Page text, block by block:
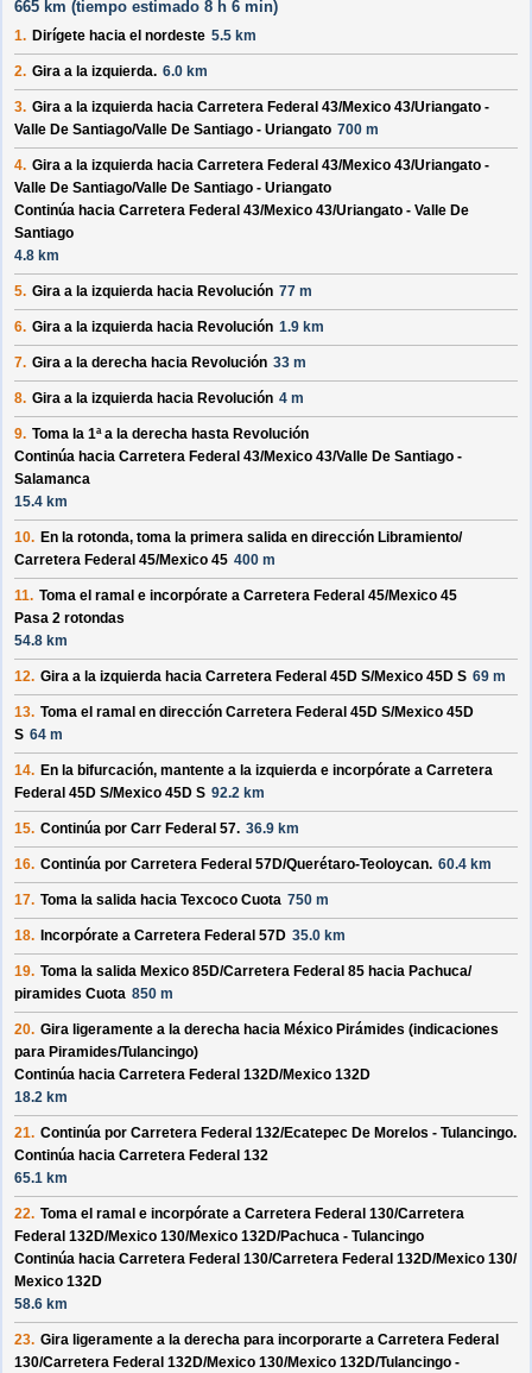
665 km (tiempo estimado 8 h 6 min)
1. Dirígete hacia el nordeste 5.5 km
2. Gira a la izquierda. 6.0 km
3. Gira a la izquierda hacia Carretera Federal 43/Mexico 43/Uriangato -
Valle De Santiago/Valle De Santiago - Uriangato 700 m
4. Gira a la izquierda hacia Carretera Federal 43/Mexico 43/Uriangato -
Valle De Santiago/Valle De Santiago - Uriangato
Continúa hacia Carretera Federal 43/Mexico 43/Uriangato - Valle De
Santiago
4.8 km
5. Gira a la izquierda hacia Revolución 77 m
6. Gira a la izquierda hacia Revolución 1.9 km
7. Gira a la derecha hacia Revolución 33 m
8. Gira a la izquierda hacia Revolución 4 m
9. Toma la 1ª a la derecha hasta Revolución
Continúa hacia Carretera Federal 43/Mexico 43/Valle De Santiago -
Salamanca
15.4 km
10. En la rotonda, toma la primera salida en dirección Libramiento/
Carretera Federal 45/Mexico 45 400 m
11. Toma el ramal e incorpórate a Carretera Federal 45/Mexico 45
Pasa 2 rotondas
54.8 km
12. Gira a la izquierda hacia Carretera Federal 45D S/Mexico 45D S 69 m
13. Toma el ramal en dirección Carretera Federal 45D S/Mexico 45D
S 64 m
14. En la bifurcación, mantente a la izquierda e incorpórate a Carretera
Federal 45D S/Mexico 45D S 92.2 km
15. Continúa por Carr Federal 57. 36.9 km
16. Continúa por Carretera Federal 57D/Querétaro-Teoloycan. 60.4 km
17. Toma la salida hacia Texcoco Cuota 750 m
18. Incorpórate a Carretera Federal 57D 35.0 km
19. Toma la salida Mexico 85D/Carretera Federal 85 hacia Pachuca/
piramides Cuota 850 m
20. Gira ligeramente a la derecha hacia México Pirámides (indicaciones
para Piramides/Tulancingo)
Continúa hacia Carretera Federal 132D/Mexico 132D
18.2 km
21. Continúa por Carretera Federal 132/Ecatepec De Morelos - Tulancingo.
Continúa hacia Carretera Federal 132
65.1 km
22. Toma el ramal e incorpórate a Carretera Federal 130/Carretera
Federal 132D/Mexico 130/Mexico 132D/Pachuca - Tulancingo
Continúa hacia Carretera Federal 130/Carretera Federal 132D/Mexico 130/
Mexico 132D
58.6 km
23. Gira ligeramente a la derecha para incorporarte a Carretera Federal
130/Carretera Federal 132D/Mexico 130/Mexico 132D/Tulancingo -